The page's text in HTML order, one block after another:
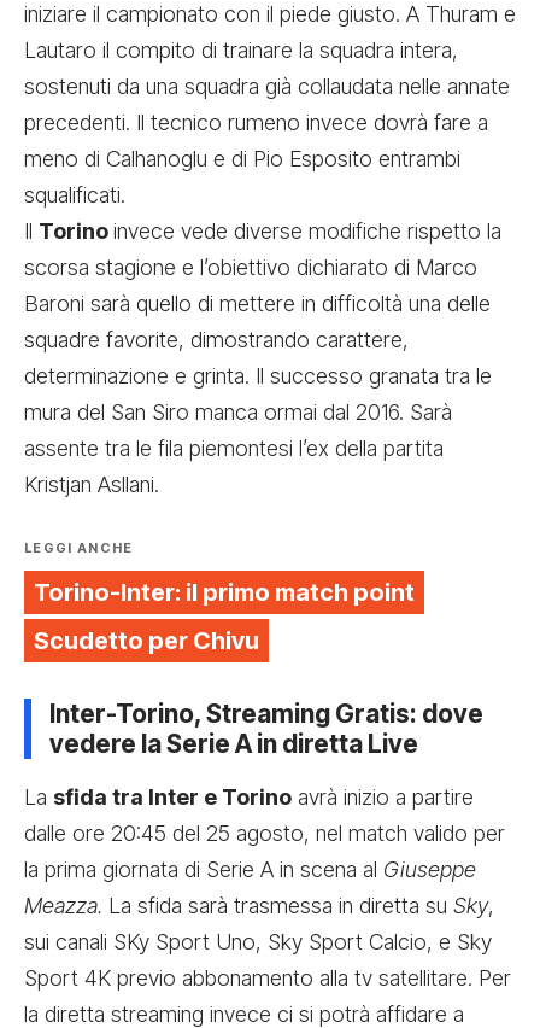
iniziare il campionato con il piede giusto. A Thuram e
Lautaro il compito di trainare la squadra intera,
sostenuti da una squadra già collaudata nelle annate
precedenti. Il tecnico rumeno invece dovrà fare a
meno di Calhanoglu e di Pio Esposito entrambi
squalificati.
Il Torinoinvece vede diverse modifiche rispetto la
scorsa stagione e l’obiettivo dichiarato di Marco
Baroni sarà quello di mettere in difficoltà una delle
squadre favorite, dimostrando carattere,
determinazione e grinta. Il successo granata tra le
mura del San Siro manca ormai dal 2016. Sarà
assente tra le fila piemontesi l’ex della partita
Kristjan Asllani.
LEGGI ANCHE
Torino-Inter: il primo match point
Scudetto per Chivu
Inter-Torino, Streaming Gratis: dove
vedere la Serie A in diretta Live
La sfida tra Inter e Torino avrà inizio a partire
dalle ore 20:45 del 25 agosto, nel match valido per
la prima giornata di Serie A in scena al Giuseppe
Meazza. La sfida sarà trasmessa in diretta su Sky,
sui canali SKy Sport Uno, Sky Sport Calcio, e Sky
Sport 4K previo abbonamento alla tv satellitare. Per
la diretta streaming invece ci si potrà affidare a